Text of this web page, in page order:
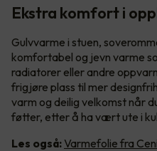
Ekstra komfort i
Gulvvarme i stuen,
komfortabel og jevn varme
radiatorer eller andre
frigjøre plass til mer
varm og deilig velkomst når
føtter, etter å ha vært ute i
Les også: Varmefolie fra